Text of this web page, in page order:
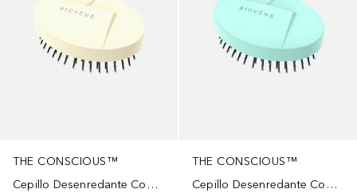
THE CONSCIOUS™
Cepillo Desenredante Compacto Biodegradable Canary Yellow
THE CONSCIOUS™
Cepillo Desenredante Compacto Biodegradable Mint Green